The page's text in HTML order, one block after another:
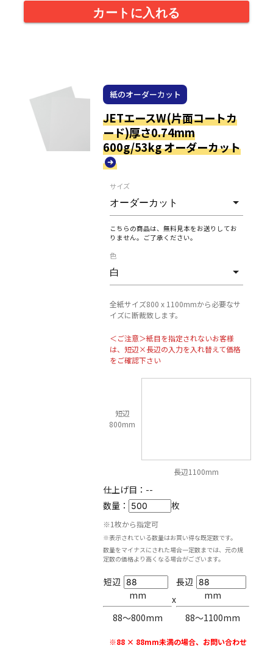
カートに入れる
紙のオーダーカット
JETエースW(片面コートカ
ード)厚さ0.74mm
600g/53kg オーダーカット
サイズ
こちらの商品は、無料見本をお送りしてお
りません。ご了承ください。
色
全紙サイズ800 x 1100mmから必要なサ
イズに断裁致します。
＜ご注意＞紙目を指定されないお客様
は、短辺×長辺の入力を入れ替えて価格
をご確認下さい
短辺
800mm
長辺1100mm
仕上げ目： --
数量：
枚
※1枚から指定可
※表示されている数量はお買い得な既定数です。
数量をマイナスにされた場合一定数までは、元の規
定数の価格より高くなる場合がございます。
短辺
mm
88〜800mm
x
長辺
mm
88〜1100mm
※88 × 88mm未満の場合、お問い合わせ